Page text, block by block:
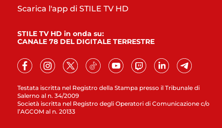
Testata iscritta nel Registro della Stampa presso il Tribunale di
Salerno al n. 34/2009
Società iscritta nel Registro degli Operatori di Comunicazione c/o
l’AGCOM al n. 20133
Scarica l'app di STILE TV HD
STILE TV HD in onda su:
CANALE 78 DEL DIGITALE TERRESTRE